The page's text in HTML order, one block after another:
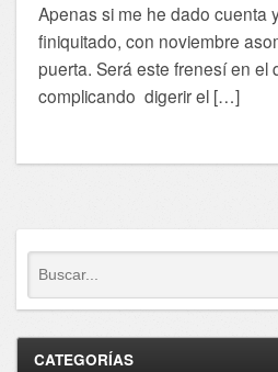
Apenas si me he dado cuenta
finiquitado, con noviembre
puerta. Será este frenesí en el
complicando digerir el […]
CATEGORÍAS